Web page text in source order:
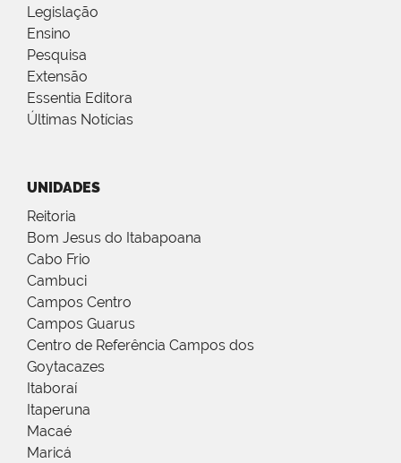
Legislação
Ensino
Pesquisa
Extensão
Essentia Editora
Últimas Notícias
UNIDADES
Reitoria
Bom Jesus do Itabapoana
Cabo Frio
Cambuci
Campos Centro
Campos Guarus
Centro de Referência Campos dos
Goytacazes
Itaboraí
Itaperuna
Macaé
Maricá